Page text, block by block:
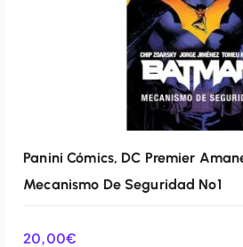
Panini Cómics, DC Premier
Mecanismo De Seguridad Nº1
20,00€